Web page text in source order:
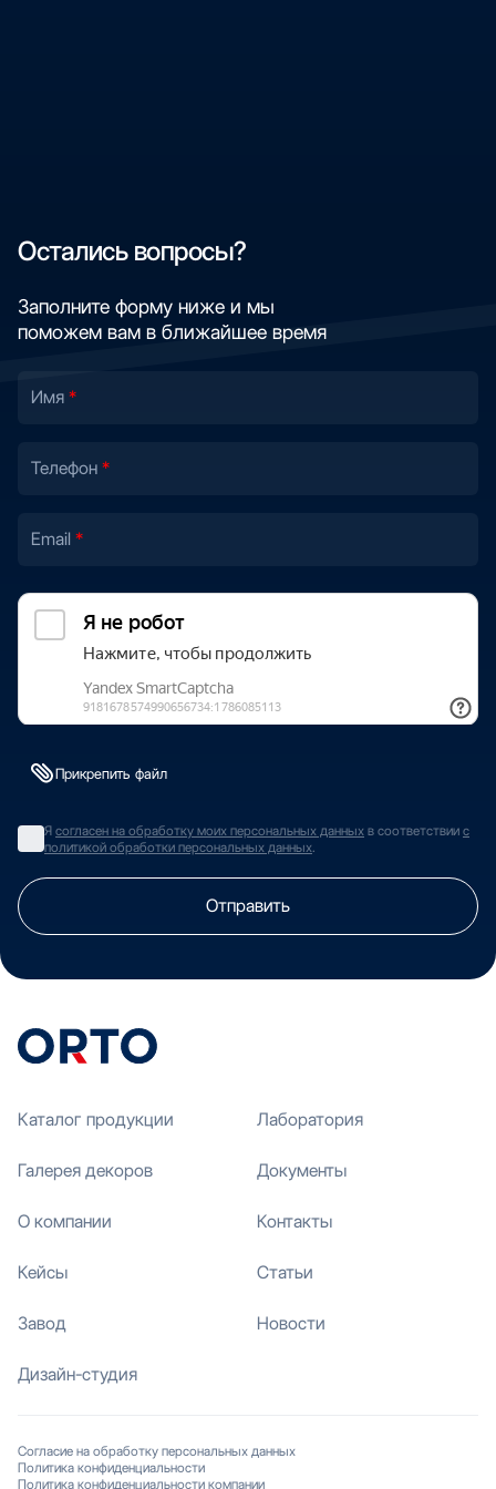
Остались вопросы?
Заполните форму ниже и мы
поможем вам в ближайшее время
Имя
Телефон
Email
Прикрепить файл
Я согласен на обработку моих персональных данных в соответствии с
политикой обработки персональных данных.
Отправить
Каталог продукции
Галерея декоров
О компании
Кейсы
Завод
Дизайн-студия
Лаборатория
Документы
Контакты
Статьи
Новости
Согласие на обработку персональных данных
Политика конфиденциальности
Политика конфиденциальности компании